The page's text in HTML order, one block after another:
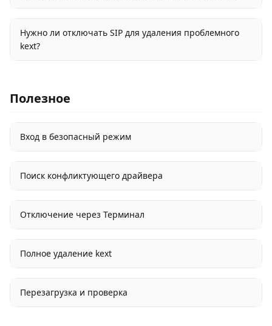
Нужно ли отключать SIP для удаления проблемного
kext?
Полезное
Вход в безопасный режим
Поиск конфликтующего драйвера
Отключение через Терминал
Полное удаление kext
Перезагрузка и проверка